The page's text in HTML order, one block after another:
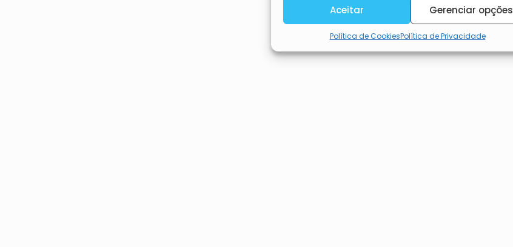
erros, Disponibilizar e
apresentar publicidade e
conteúdos.
Sempre ativo
Aceitar Gerenciar opções
Política de CookiesPolítica de Privacidade